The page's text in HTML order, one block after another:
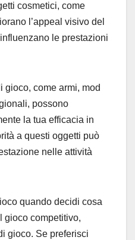
cosmetici, come
l’appeal visivo del
le prestazioni
gioco, come armi, mod
possono
la tua efficacia in
a questi oggetti può
nelle attività
quando decidi cosa
gioco competitivo,
gioco. Se preferisci